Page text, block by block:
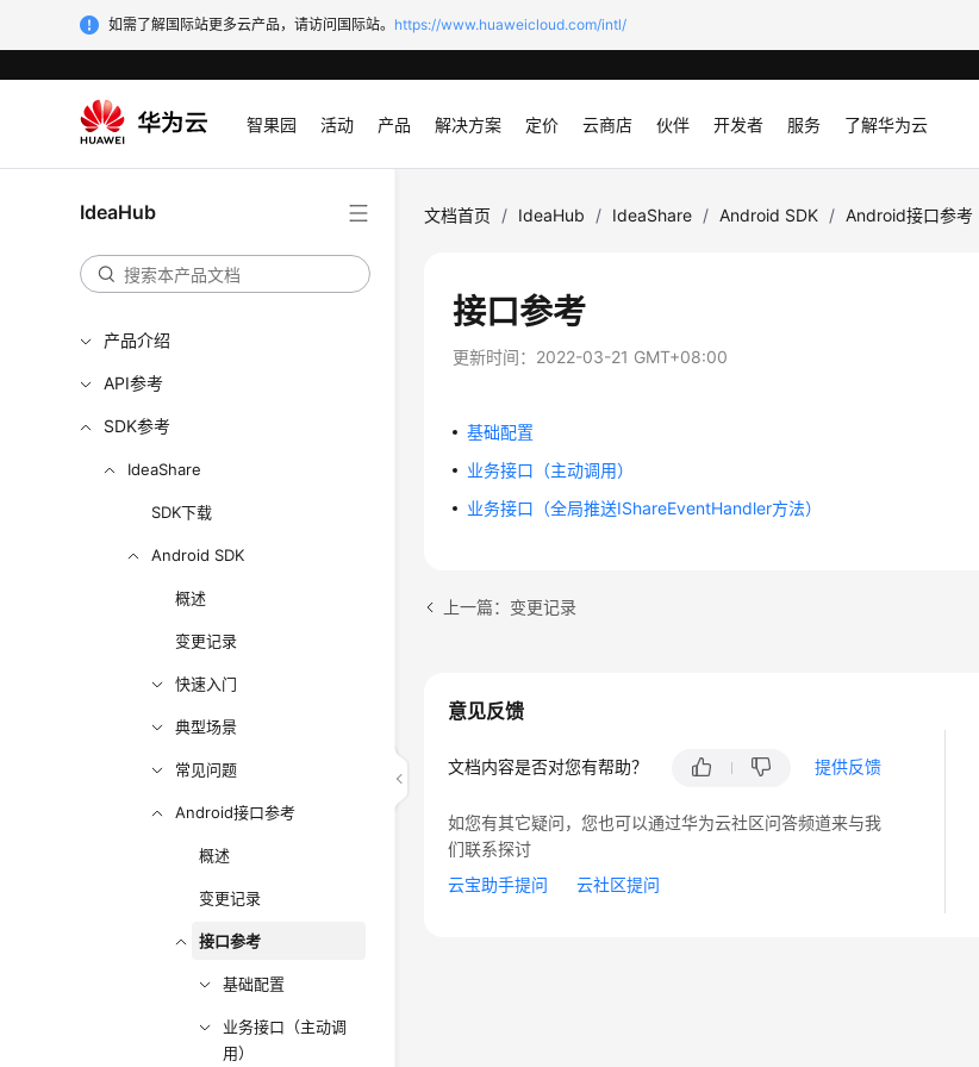
如需了解国际站更多云产品，请访问国际站。 https://www.huaweicloud.com/intl/
智果园 活动 产品 解决方案 定价 云商店 伙伴 开发者 服务 了解华为云
IdeaHub
产品介绍
API参考
SDK参考
IdeaShare
SDK下载
Android SDK
概述
变更记录
快速入门
典型场景
常见问题
Android接口参考
概述
变更记录
接口参考
基础配置
业务接口（主动调
用）
文档首页 / IdeaHub / IdeaShare / Android SDK / Android接口参考
接口参考
更新时间： 2022-03-21 GMT+08:00
基础配置
业务接口（主动调用）
业务接口（全局推送IShareEventHandler方法）
上一篇：变更记录
意见反馈
文档内容是否对您有帮助？ 提供反馈
如您有其它疑问，您也可以通过华为云社区问答频道来与我
们联系探讨
云宝助手提问
云社区提问